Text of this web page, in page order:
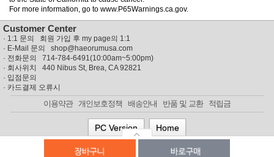
For more information, go to www.P65Warnings.ca.gov.
Customer Center
· 1:1 문의 회원 가입 후 my page의 1:1
· E-Mail 문의 shop@haeorumusa.com
· 전화문의 714-784-6491(10:00am~5:00pm)
· 회사위치 440 Nibus St, Brea, CA 92821
· 입점문의
· 카드결제 오류시
이용약관 개인보호정책 배송안내 반품 및 교환 적립금
PC Version Home